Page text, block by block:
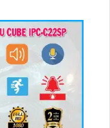
thiếu sáng trở
thực cho phép
hơn. Điều này
sát ban đêm
rõ hồng ngoại